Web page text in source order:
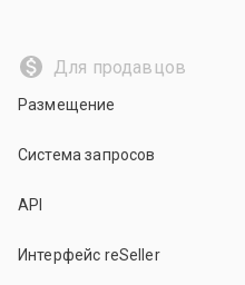
Для продавцов
Размещение
Система запросов
API
Интерфейс reSeller